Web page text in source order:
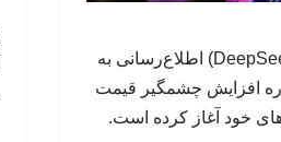
شرکت دیپ‌سیک (DeepSeek) اطلاع‌رسانی به
افزایش چشمگیر قیمت